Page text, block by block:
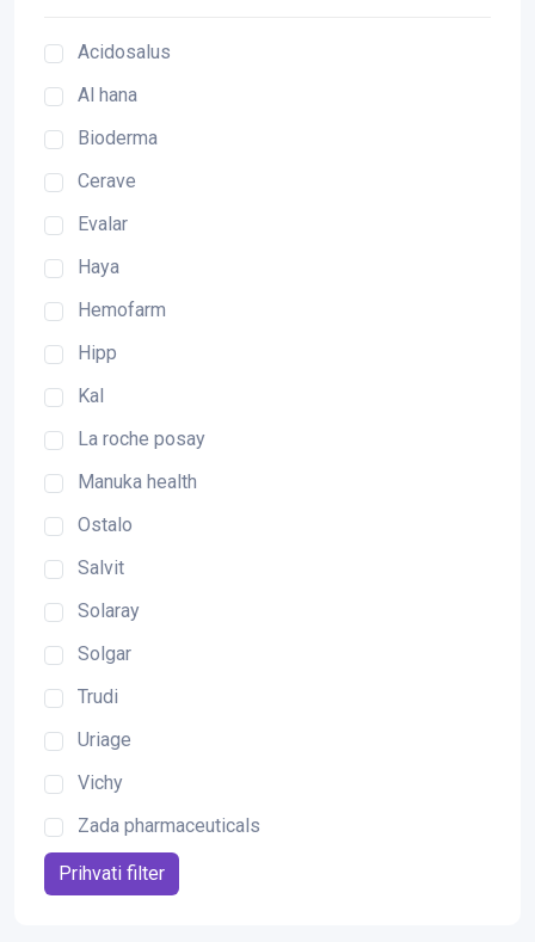
Acidosalus
Al hana
Bioderma
Cerave
Evalar
Haya
Hemofarm
Hipp
Kal
La roche posay
Manuka health
Ostalo
Salvit
Solaray
Solgar
Trudi
Uriage
Vichy
Zada pharmaceuticals
Prihvati filter